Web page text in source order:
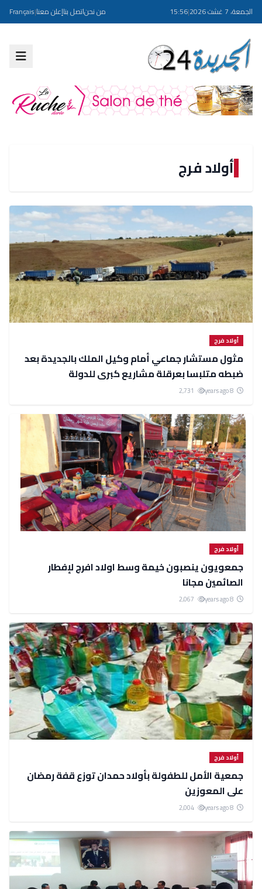
الجمعة، 7 غشت 2026 |
15:56 من نحناتصل بناإعلن معنا|
Français
أولاد فرج
أولاد فرج
مثول مستشار جماعي أمام وكيل الملك بالجديدة بعد
ضبطه متلبسا بعرقلة مشاريع كبرى للدولة
أولاد فرج
جمعويون ينصبون خيمة وسط اولاد افرج لإفطار
الصائمين مجانا
أولاد فرج
جمعية الأمل للطفولة بأولاد حمدان توزع قفة رمضان
على المعوزين